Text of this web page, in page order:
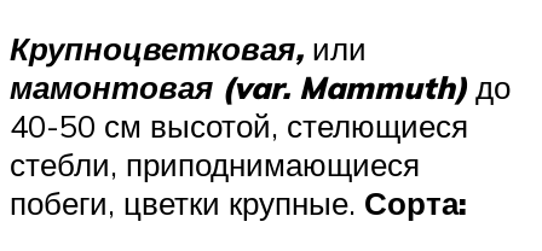
Крупноцветковая, или
мамонтовая (var. Mammuth) до
40-50 см высотой, стелющиеся
стебли, приподнимающиеся
побеги, цветки крупные. Сорта: